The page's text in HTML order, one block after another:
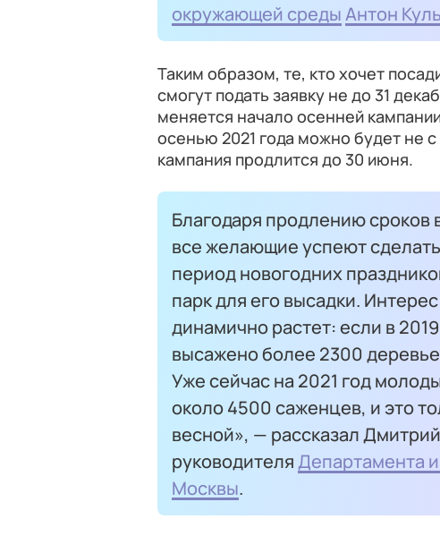
окружающей средыАнтон
Таким образом, те, кто хочет
смогут подать заявку не до 31
меняется начало осенней
осенью 2021 года можно будет не с
кампания продлится до 30 июня.
Благодаря продлению сроков
все желающие успеют
период новогодних
парк для его высадки.
динамично растет: если в
высажено более 2300
Уже сейчас на 2021 год
около 4500 саженцев, и это
весной», — рассказал
руководителяДепартамента
Москвы.